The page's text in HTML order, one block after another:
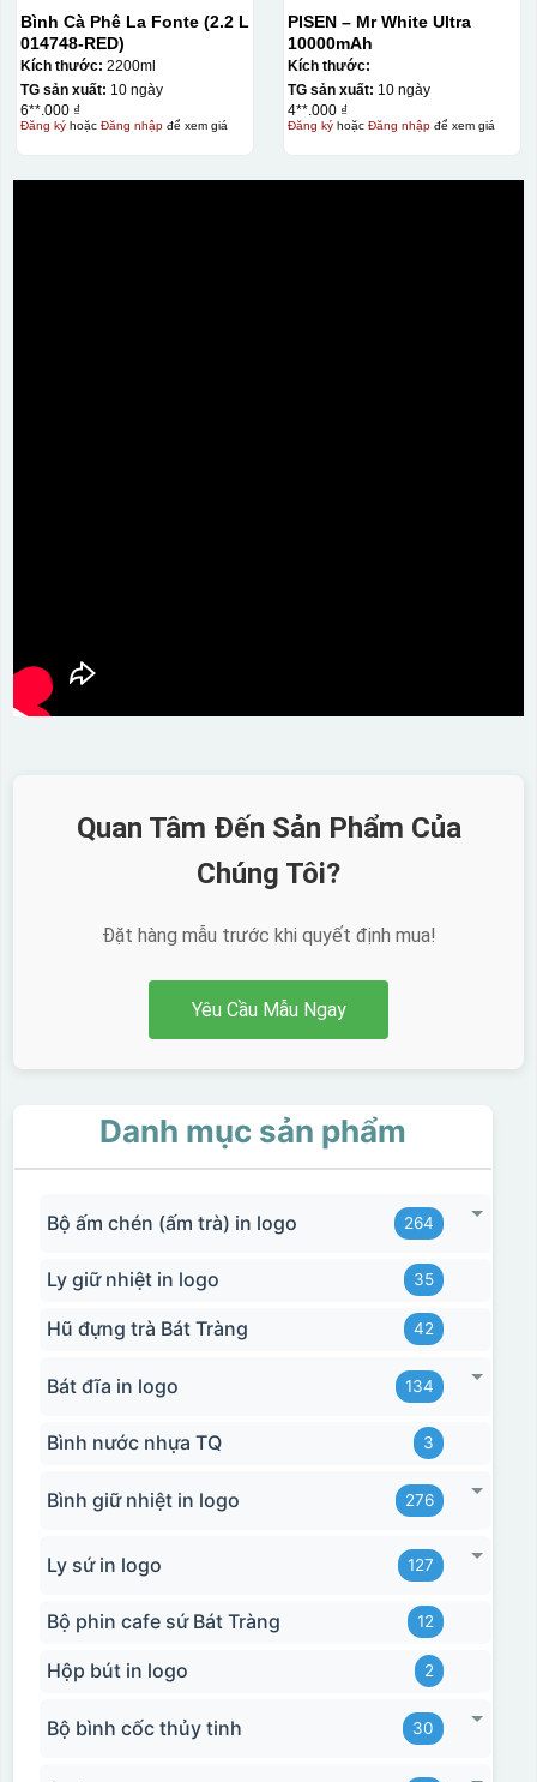
Bình Cà Phê La Fonte (2.2 L
014748-RED)
Kích thước: 2200ml
TG sản xuất: 10 ngày
6**.000 ₫
Đăng kýhoặc Đăng nhậpđể xem giá
PISEN – Mr White Ultra
10000mAh
Kích thước:
TG sản xuất: 10 ngày
4**.000 ₫
Đăng kýhoặc Đăng nhậpđể xem giá
Quan Tâm Đến Sản Phẩm Của
Chúng Tôi?
Đặt hàng mẫu trước khi quyết định mua!
Yêu Cầu Mẫu Ngay
Danh mục sản phẩm
Bộ ấm chén (ấm trà) in logo 264
Ly giữ nhiệt in logo 35
Hũ đựng trà Bát Tràng 42
Bát đĩa in logo 134
Bình nước nhựa TQ 3
Bình giữ nhiệt in logo 276
Ly sứ in logo 127
Bộ phin cafe sứ Bát Tràng 12
Hộp bút in logo 2
Bộ bình cốc thủy tinh 30